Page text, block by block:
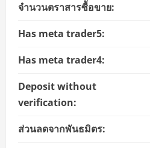
จำนวนตราสารซื้อขาย:
Has meta trader5:
Has meta trader4:
Deposit without
verification:
ส่วนลดจากพันธมิตร: